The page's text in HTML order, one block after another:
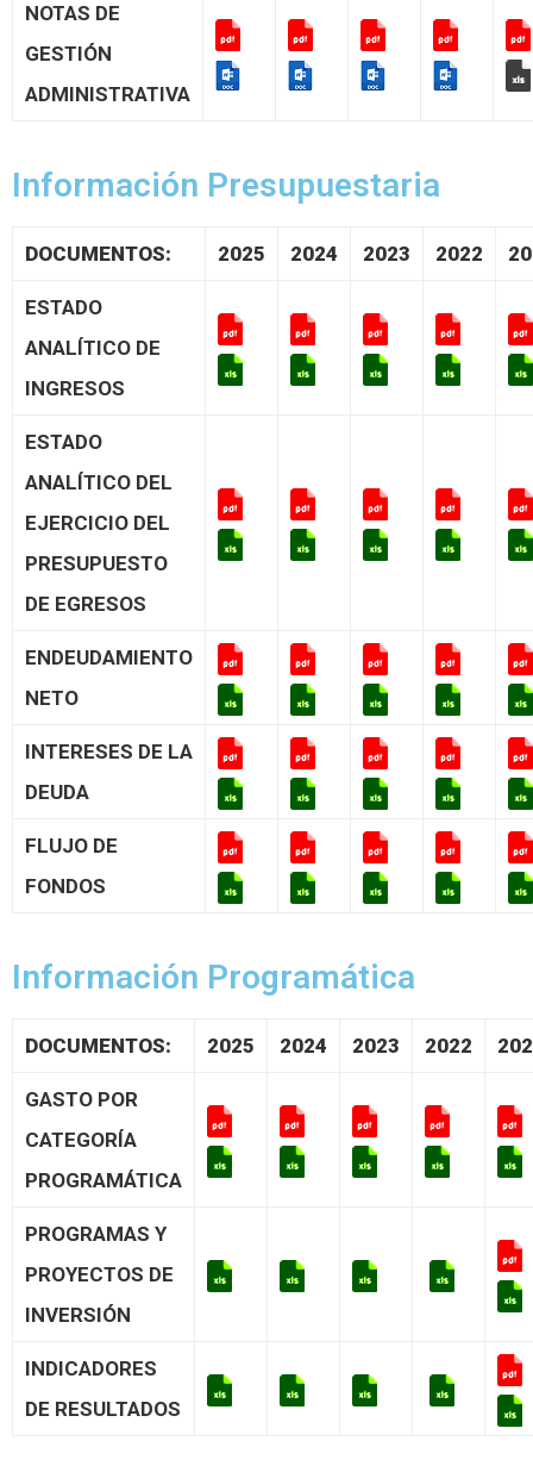
NOTAS DE
GESTIÓN
ADMINISTRATIVA
Información Presupuestaria
DOCUMENTOS: 2025 2024 2023 2022
ESTADO
ANALÍTICO DE
INGRESOS
ESTADO
ANALÍTICO DEL
EJERCICIO DEL
PRESUPUESTO
DE EGRESOS
ENDEUDAMIENTO
NETO
INTERESES DE LA
DEUDA
FLUJO DE
FONDOS
Información Programática
DOCUMENTOS: 2025 2024 2023 2022
GASTO POR
CATEGORÍA
PROGRAMÁTICA
PROGRAMAS Y
PROYECTOS DE
INVERSIÓN
INDICADORES
DE RESULTADOS